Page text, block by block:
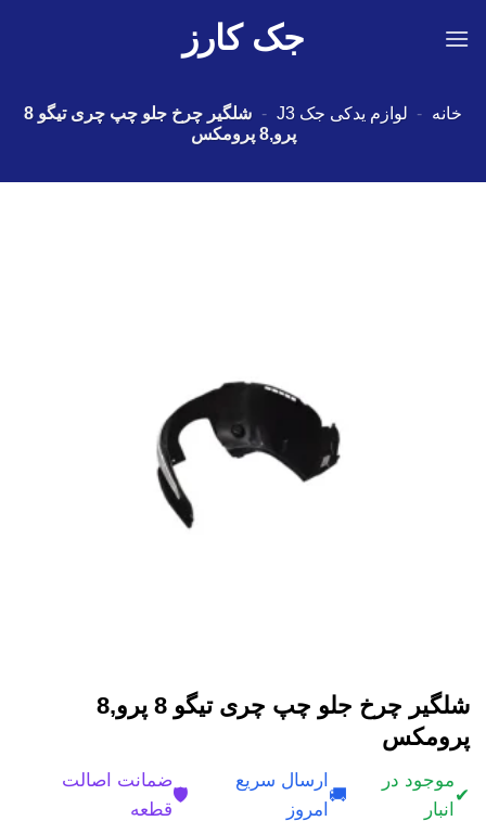
جک کارز
خانه - لوازم یدکی جک J3 -
شلگیر چرخ جلو چپ چری تیگو 8
پرو,8 پرومکس
شلگیر چرخ جلو چپ چری تیگو 8 پرو,8
پرومکس
✔
موجود در
انبار
🚚
ارسال سریع
امروز
🛡️
ضمانت اصالت
قطعه